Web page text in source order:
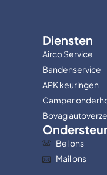
Diensten
Airco Service
Bandenservice
APK keuringen
Camper
Bovag
Bel ons
Mail ons